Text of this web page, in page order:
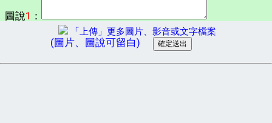
圖說1 ：
「上傳」更多圖片、影音或文字檔案
(圖片、圖說可留白)